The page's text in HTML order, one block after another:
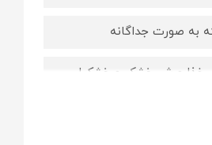
به صورت جداگانه
غذا و شیرخشک و خشکبار